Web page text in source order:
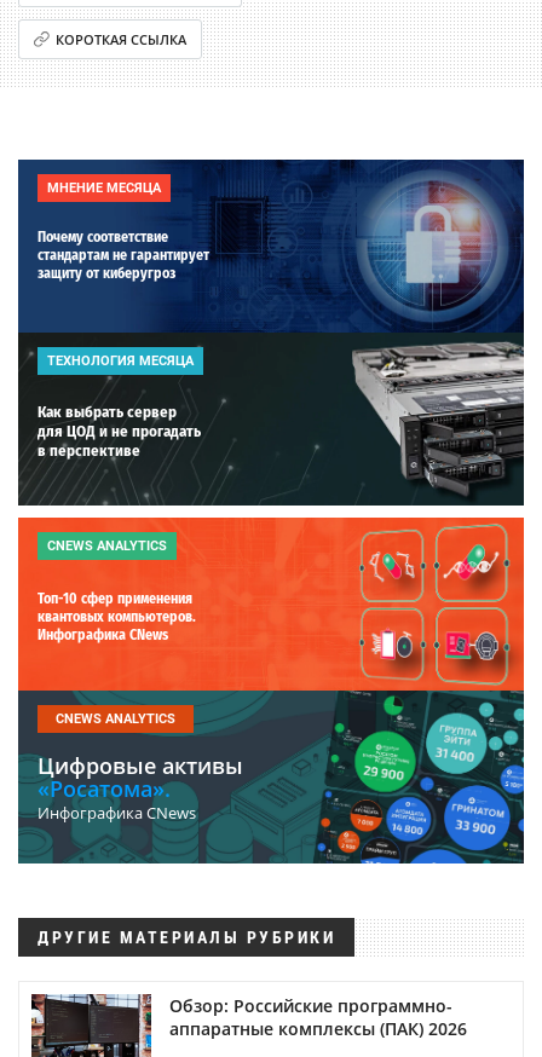
КОРОТКАЯ ССЫЛКА
МНЕНИЕ МЕСЯЦА
Почему соответствие
стандартам не гарантирует
защиту от киберугроз
ТЕХНОЛОГИЯ МЕСЯЦА
Как выбрать сервер
для ЦОД и не прогадать
в перспективе
CNEWS ANALYTICS
Топ-10 сфер применения
квантовых компьютеров.
Инфографика CNews
CNEWS ANALYTICS
Цифровые активы
«Росатома».
Инфографика CNews
ДРУГИЕ МАТЕРИАЛЫ РУБРИКИ
Обзор: Российские программно-
аппаратные комплексы (ПАК) 2026